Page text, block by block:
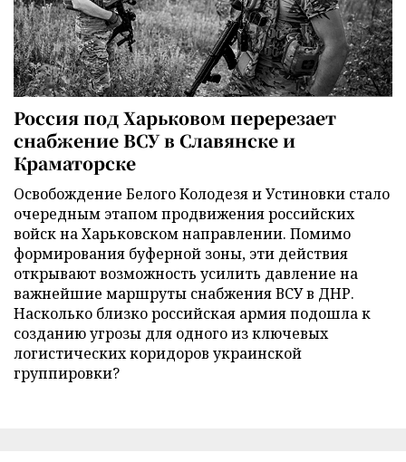
Россия под Харьковом перерезает
снабжение ВСУ в Славянске и
Краматорске
Освобождение Белого Колодезя и Устиновки стало
очередным этапом продвижения российских
войск на Харьковском направлении. Помимо
формирования буферной зоны, эти действия
открывают возможность усилить давление на
важнейшие маршруты снабжения ВСУ в ДНР.
Насколько близко российская армия подошла к
созданию угрозы для одного из ключевых
логистических коридоров украинской
группировки?